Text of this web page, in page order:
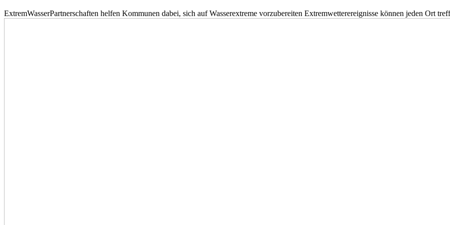
ExtremWasserPartnerschaften helfen Kommunen dabei, sich auf Wasserextreme vorzubereiten Extremwetterereignisse können jeden Ort